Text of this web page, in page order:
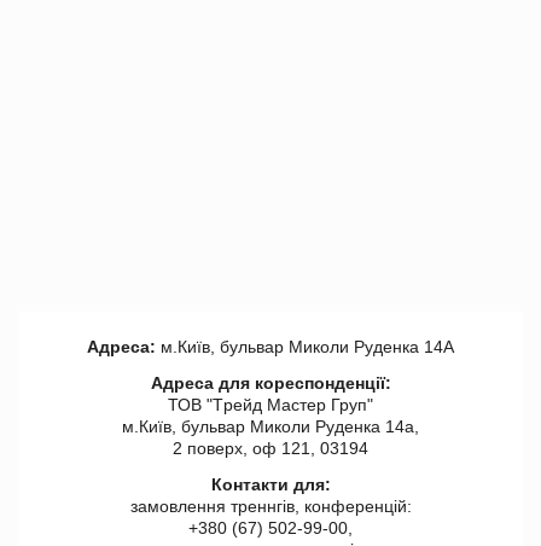
Адреса: м.Київ, бульвар Миколи Руденка 14А
Адреса для кореспонденції:
ТОВ "Tрейд Мастер Груп"
м.Київ, бульвар Миколи Руденка 14а,
2 поверх, оф 121, 03194
Контакти для:
замовлення треннгів, конференцій:
+380 (67) 502-99-00,